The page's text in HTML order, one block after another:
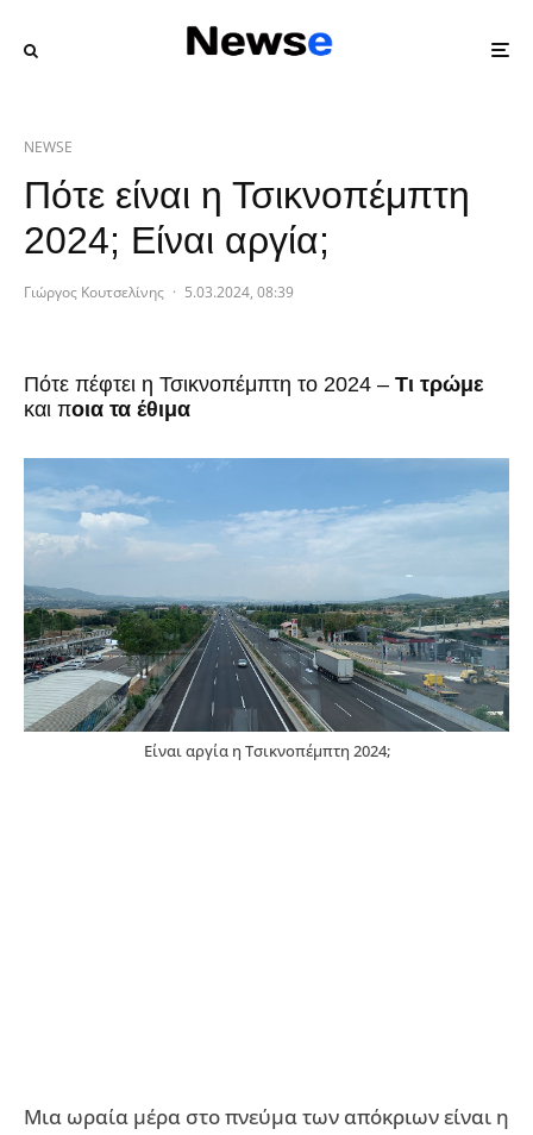
NEWSE
Πότε είναι η Τσικνοπέμπτη
2024; Είναι αργία;
Γιώργος Κουτσελίνης · 5.03.2024, 08:39
Πότε πέφτει η Τσικνοπέμπτη το 2024 – Τι τρώμε
και ποια τα έθιμα
Είναι αργία η Τσικνοπέμπτη 2024;
Μια ωραία μέρα στο πνεύμα των απόκριων είναι η